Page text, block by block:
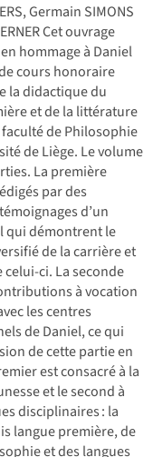
Germain SIMONS
Cet ouvrage
hommage à Daniel
cours honoraire
la didactique du
et de la littérature
de Philosophie
de Liège. Le volume
La première
par des
d’un
qui démontrent le
de la carrière et
ci. La seconde
à vocation
les centres
de Daniel, ce qui
de cette partie en
est consacré à la
et le second à
disciplinaires : la
langue première, de
et des langues